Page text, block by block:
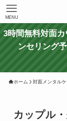
MENU
3時間無料対面
ンセリング
ホーム 対面メンタル
カップル